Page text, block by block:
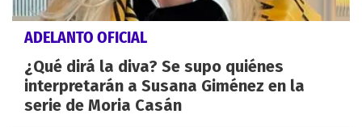
ADELANTO OFICIAL
¿Qué dirá la diva? Se supo quiénes
interpretarán a Susana Giménez en la
serie de Moria Casán